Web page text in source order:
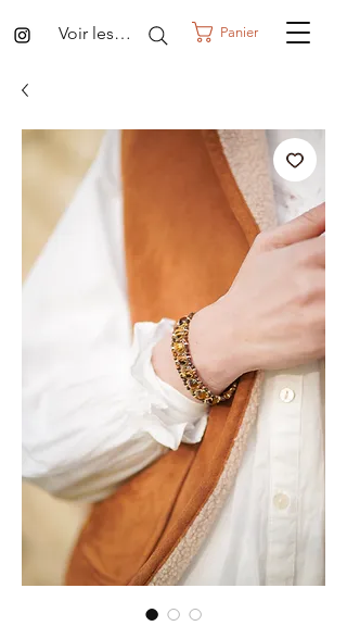
Panier
Voir les points